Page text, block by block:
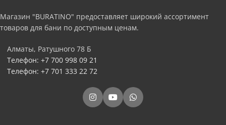
Магазин "BURATINO" предоставляет широкий ассортимент
товаров для бани по доступным ценам.
Алматы, Ратушного 78 Б
Телефон: +7 700 998 09 21
Телефон: +7 701 333 22 72